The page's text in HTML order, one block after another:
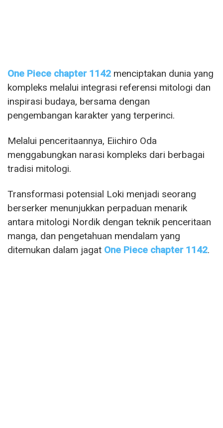
One Piece chapter 1142 menciptakan dunia yang
kompleks melalui integrasi referensi mitologi dan
inspirasi budaya, bersama dengan
pengembangan karakter yang terperinci.
Melalui penceritaannya, Eiichiro Oda
menggabungkan narasi kompleks dari berbagai
tradisi mitologi.
Transformasi potensial Loki menjadi seorang
berserker menunjukkan perpaduan menarik
antara mitologi Nordik dengan teknik penceritaan
manga, dan pengetahuan mendalam yang
ditemukan dalam jagat One Piece chapter 1142.